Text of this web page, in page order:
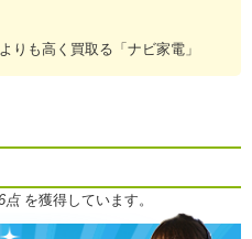
りも高く買取る「ナビ家電」
点を獲得しています。